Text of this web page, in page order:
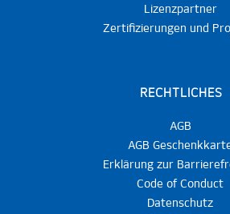
Lizenzpartner
Zertifizierungen und
RECHTLICHES
AGB
AGB
Erklärung zur
Code of Conduct
Datenschutz